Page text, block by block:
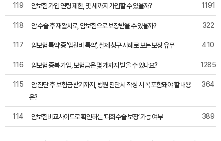
119 암보험 가입 연령 제한, 몇 세까지 가입할 수 있을까? 1191
118 암 수술 후 재활치료, 암보험으로 보장받을 수 있을까? 322
117 암보험 특약 중 '입원비 특약', 실제 청구 사례로 보는 보장 유무 410
116 암보험 중복 가입, 보험금은 몇 개까지 받을 수 있나요? 1285
115
암 진단 후 보험금 받기까지, 병원 진단서 작성 시 꼭 포함돼야 할 내용
은?
364
114 암보험비교사이트로 확인하는 ‘다회수술 보장’ 가능 여부 389